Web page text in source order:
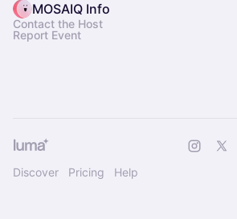
MOSAIQ Info
Contact the Host
Report Event
Discover Pricing Help